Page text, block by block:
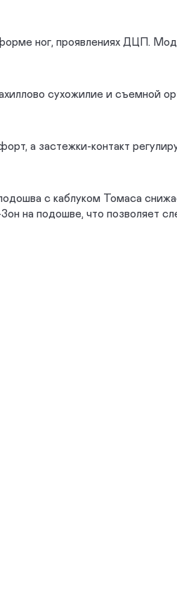
ног, проявлениях ДЦП.
сухожилие и съемной
а застежки-контакт
с каблуком Томаса
на подошве, что позволяет